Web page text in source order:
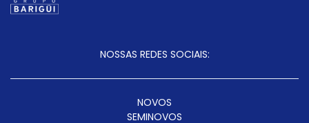
NOSSAS REDES SOCIAIS:
NOVOS
SEMINOVOS